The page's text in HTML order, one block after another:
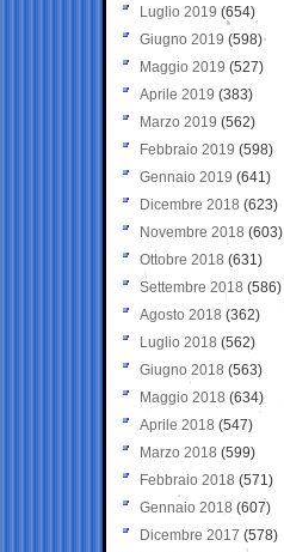
Luglio 2019 (654)
Giugno 2019 (598)
Maggio 2019 (527)
Aprile 2019 (383)
Marzo 2019 (562)
Febbraio 2019 (598)
Gennaio 2019 (641)
Dicembre 2018 (623)
Novembre 2018 (603)
Ottobre 2018 (631)
Settembre 2018 (586)
Agosto 2018 (362)
Luglio 2018 (562)
Giugno 2018 (563)
Maggio 2018 (634)
Aprile 2018 (547)
Marzo 2018 (599)
Febbraio 2018 (571)
Gennaio 2018 (607)
Dicembre 2017 (578)